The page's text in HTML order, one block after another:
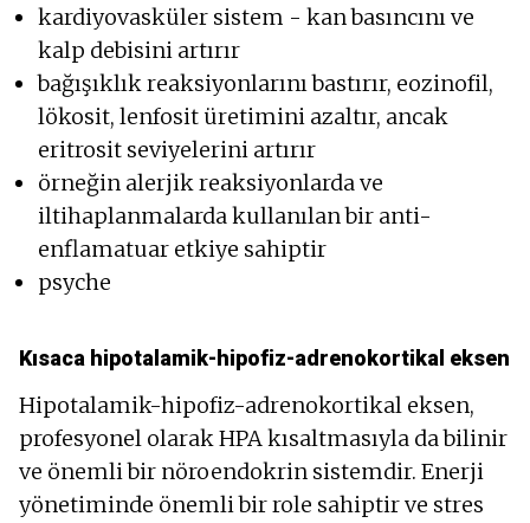
kardiyovasküler sistem - kan basıncını ve
kalp debisini artırır
bağışıklık reaksiyonlarını bastırır, eozinofil,
lökosit, lenfosit üretimini azaltır, ancak
eritrosit seviyelerini artırır
örneğin alerjik reaksiyonlarda ve
iltihaplanmalarda kullanılan bir anti-
enflamatuar etkiye sahiptir
psyche
Kısaca hipotalamik-hipofiz-adrenokortikal eksen
Hipotalamik-hipofiz-adrenokortikal eksen,
profesyonel olarak HPA kısaltmasıyla da bilinir
ve önemli bir nöroendokrin sistemdir. Enerji
yönetiminde önemli bir role sahiptir ve stres